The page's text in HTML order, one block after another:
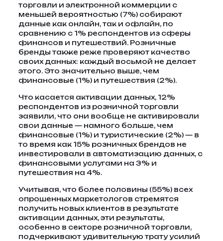
торговли и электронной коммерции с
меньшей вероятностью (7%) собирают
данные как онлайн, так и офлайн, по
сравнению с 1% респондентов из сферы
финансов и путешествий. Розничные
бренды также реже проверяют качество
своих данных: каждый восьмой не делает
этого. Это значительно выше, чем
финансовые (1%) и путешествия (2%).
Что касается активации данных, 12%
респондентов из розничной торговли
заявили, что они вообще не активировали
свои данные — намного больше, чем
финансовые (1%) и туристические (2%) — в
то время как 15% розничных брендов не
инвестировали в автоматизацию данных, с
финансовыми услугами на 3% и
путешествия на 4%.
Учитывая, что более половины (55%) всех
опрошенных маркетологов стремятся
получить новых клиентов в результате
активации данных, эти результаты,
особенно в секторе розничной торговли,
подчеркивают удивительную трату усилий